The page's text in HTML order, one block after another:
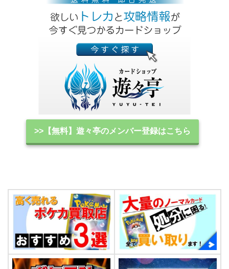
>>【無料】遊々亭のメンバー登録はこちら